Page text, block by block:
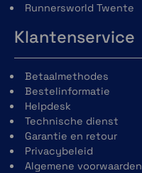
Runnersworld Twente
Klantenservice
Betaalmethodes
Bestelinformatie
Helpdesk
Technische dienst
Garantie en retour
Privacybeleid
Algemene voorwaarden